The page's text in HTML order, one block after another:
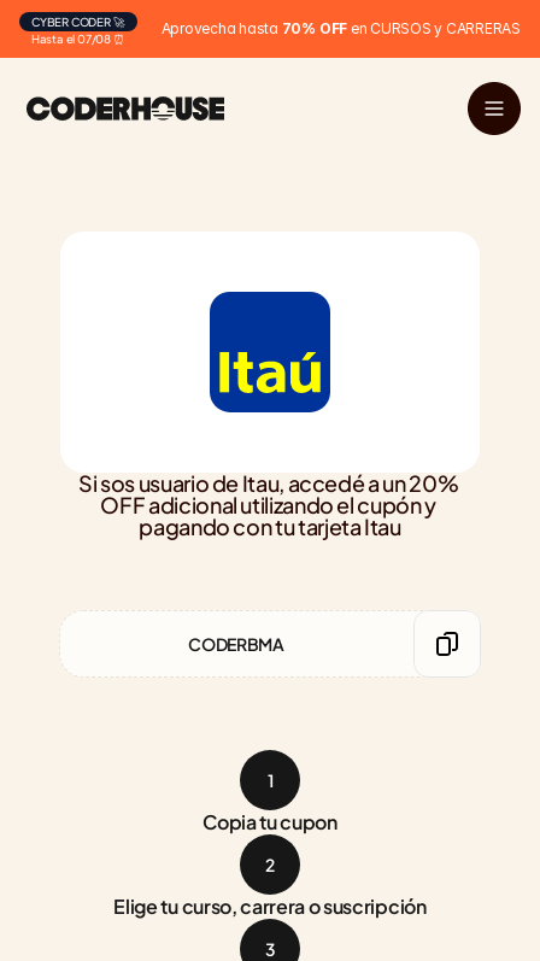
Hasta el 07/08 ⏰
CYBER CODER 🚀 Aprovecha hasta 70% OFF en CURSOS y CARRERAS
Si sos usuario de Itau, accedé a un 20%
OFF adicional utilizando el cupón y
pagando con tu tarjeta Itau
CODERBMA
1
Copia tu cupon
2
Elige tu curso, carrera o suscripción
3